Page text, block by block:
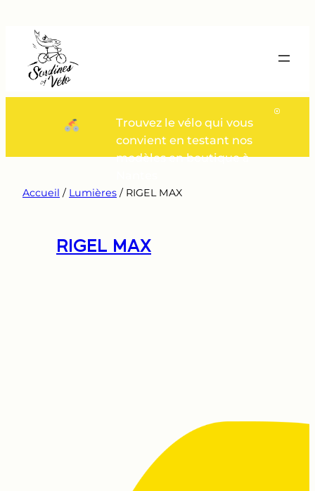
contenu
Trouvez le vélo qui vous
convient en testant nos
modèles en boutique à
Accueil / Lumières / RIGEL MAX
RIGEL MAX